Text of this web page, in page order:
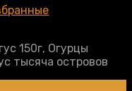
150г, Огурцы
тысяча островов